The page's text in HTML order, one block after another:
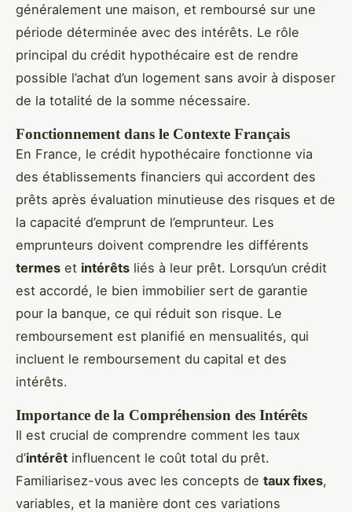
généralement une maison, et remboursé sur une
période déterminée avec des intérêts. Le rôle
principal du crédit hypothécaire est de rendre
possible l’achat d’un logement sans avoir à disposer
de la totalité de la somme nécessaire.
Fonctionnement dans le Contexte Français
En France, le crédit hypothécaire fonctionne via
des établissements financiers qui accordent des
prêts après évaluation minutieuse des risques et de
la capacité d’emprunt de l’emprunteur. Les
emprunteurs doivent comprendre les différents
termes et intérêts liés à leur prêt. Lorsqu’un crédit
est accordé, le bien immobilier sert de garantie
pour la banque, ce qui réduit son risque. Le
remboursement est planifié en mensualités, qui
incluent le remboursement du capital et des
intérêts.
Importance de la Compréhension des Intérêts
Il est crucial de comprendre comment les taux
d’intérêt influencent le coût total du prêt.
Familiarisez-vous avec les concepts de taux fixes,
variables, et la manière dont ces variations